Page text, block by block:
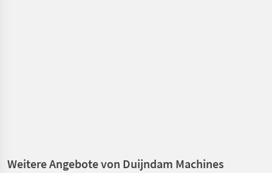
Weitere Angebote von Duijndam Machines